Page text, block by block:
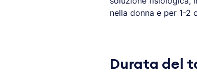
nella donna e per 1-2
Durata del